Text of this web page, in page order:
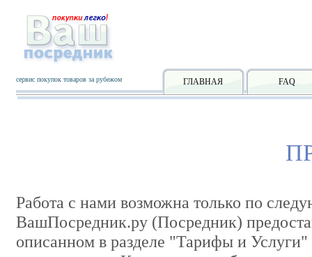
сервис покупок товаров за рубежом FAQ
ГЛАВНАЯ
Работа с нами возможна только по
ВашПосредник.ру (Посредник)
описанном в разделе "Тарифы и